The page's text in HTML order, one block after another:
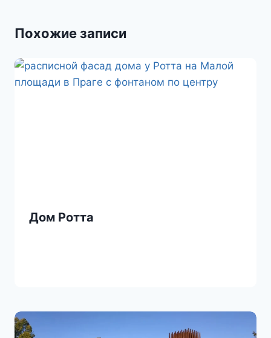
n
ь
Похожие записи
Дом Ротта